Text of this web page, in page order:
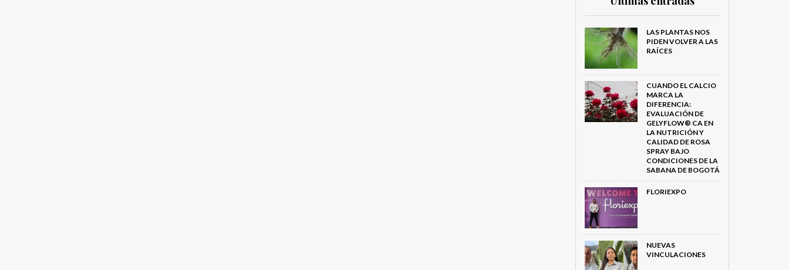
LAS PLANTAS NOS
PIDEN VOLVER A LAS
RAÍCES
CUANDO EL CALCIO
MARCA LA
DIFERENCIA:
EVALUACIÓN DE
GELYFLOW® CA EN
LA NUTRICIÓN Y
CALIDAD DE ROSA
SPRAY BAJO
CONDICIONES DE LA
SABANA DE BOGOTÁ
FLORIEXPO
NUEVAS
VINCULACIONES